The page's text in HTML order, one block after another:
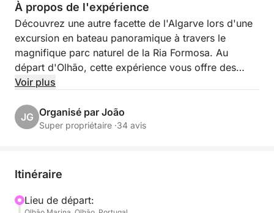
À propos de l'expérience
Découvrez une autre facette de l'Algarve lors d'une
excursion en bateau panoramique à travers le
magnifique parc naturel de la Ria Formosa. Au
départ d'Olhão, cette expérience vous offre des
heures inoubliables au cœur d'eaux paisibles, d'îles
pêcheurs traditionnels.
d'un jour à l'autre, ce qui rend chaque sortie unique,
aimons la spontanéité, en nous adaptant à la météo,
Voir plus
JG Organisé par João
Super propriétaire ·34 avis
Itinéraire
Lieu de départ: